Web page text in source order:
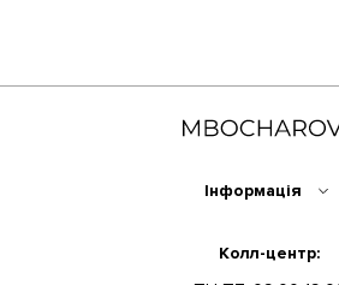
Інформація
Колл-центр: